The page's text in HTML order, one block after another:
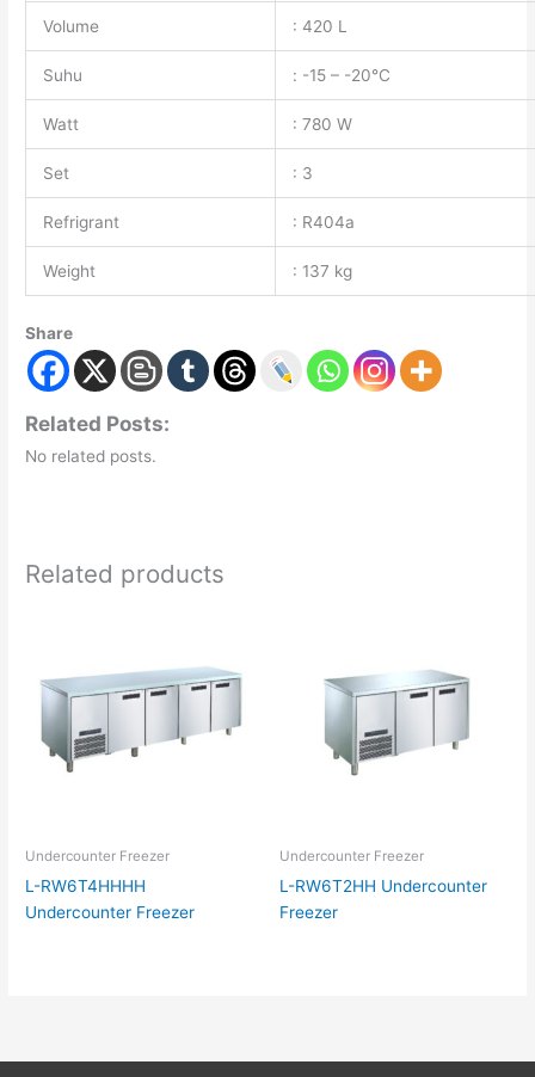
Volume : 420 L
Suhu : -15 – -20°C
Watt : 780 W
Set : 3
Refrigrant : R404a
Weight : 137 kg
Share
Related Posts:
No related posts.
Related products
Undercounter Freezer
L-RW6T4HHHH
Undercounter Freezer
Undercounter Freezer
L-RW6T2HH Undercounter
Freezer